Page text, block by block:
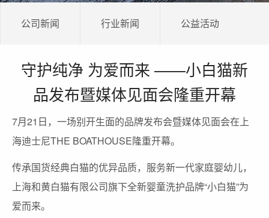
公司新闻 行业新闻 公益活动
守护纯净 为爱而来 ——小白猫新
品发布暨媒体见面会隆重开幕
7月21日，一场别开生面的品牌发布会暨媒体见面会在上
海迪士尼THE BOATHOUSE隆重开幕。
传承国货经典白猫的优异品质，服务新一代家庭婴幼儿，
上海和黄白猫有限公司旗下全新婴童洗护品牌“小白猫”为
爱而来。